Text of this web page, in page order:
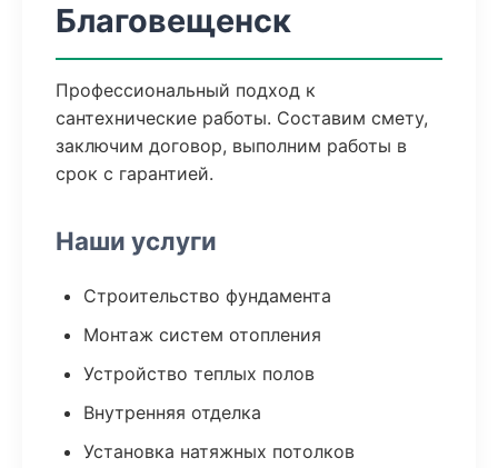
Благовещенск
Профессиональный подход к
сантехнические работы. Составим смету,
заключим договор, выполним работы в
срок с гарантией.
Наши услуги
Строительство фундамента
Монтаж систем отопления
Устройство теплых полов
Внутренняя отделка
Установка натяжных потолков